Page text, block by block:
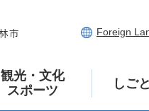
Foreign
観光・文化
スポーツ
しご